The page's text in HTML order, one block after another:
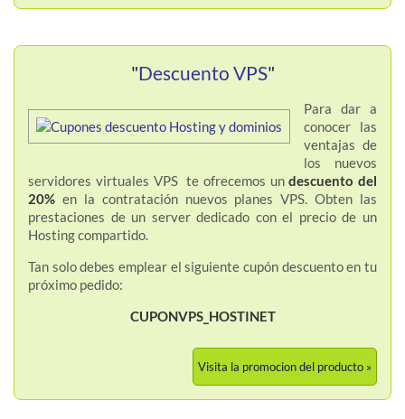
"Descuento VPS"
Para dar a
conocer las
ventajas de
los nuevos
servidores virtuales VPS te ofrecemos undescuento del
20% en la contratación nuevos planes VPS. Obten las
prestaciones de un server dedicado con el precio de un
Hosting compartido.
Tan solo debes emplear el siguiente cupón descuento en tu
próximo pedido:
CUPONVPS_HOSTINET
Visita la promocion del producto »